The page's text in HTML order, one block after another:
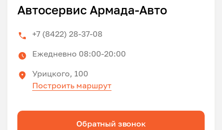
Автосервис Армада-Авто
+7 (8422) 28-37-08
Ежедневно 08:00-20:00
Урицкого, 100
Построить маршрут
Обратный звонок